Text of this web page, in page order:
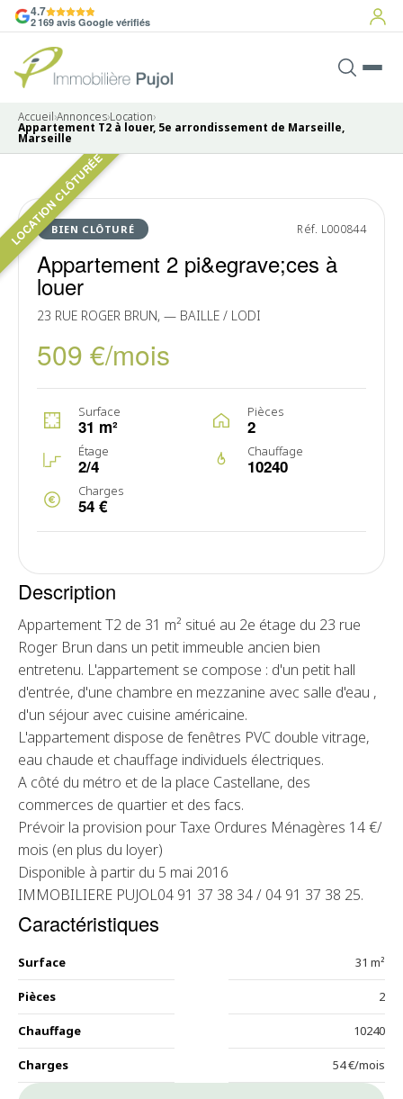
4.7
2 169 avis Google vérifiés
Accueil›Annonces›Location›
Appartement T2 à louer, 5e arrondissement de Marseille,
Marseille
LOCATION CLÔTURÉE
BIEN CLÔTURÉ Réf. L000844
Appartement 2 pi&egrave;ces à
louer
23 RUE ROGER BRUN, — BAILLE / LODI
509 €/mois
Surface
31 m²
Pièces
2
Étage
2/4
Chauffage
10240
Charges
54 €
Pas de photo disponible
LOUÉ
Description
Appartement T2 de 31 m² situé au 2e étage du 23 rue
Roger Brun dans un petit immeuble ancien bien
entretenu. L'appartement se compose : d'un petit hall
d'entrée, d'une chambre en mezzanine avec salle d'eau ,
d'un séjour avec cuisine américaine.
L'appartement dispose de fenêtres PVC double vitrage,
eau chaude et chauffage individuels électriques.
A côté du métro et de la place Castellane, des
commerces de quartier et des facs.
Prévoir la provision pour Taxe Ordures Ménagères 14 €/
mois (en plus du loyer)
Disponible à partir du 5 mai 2016
IMMOBILIERE PUJOL04 91 37 38 34 / 04 91 37 38 25.
Caractéristiques
Surface 31 m²
Pièces 2
Chauffage 10240
Charges 54 €/mois